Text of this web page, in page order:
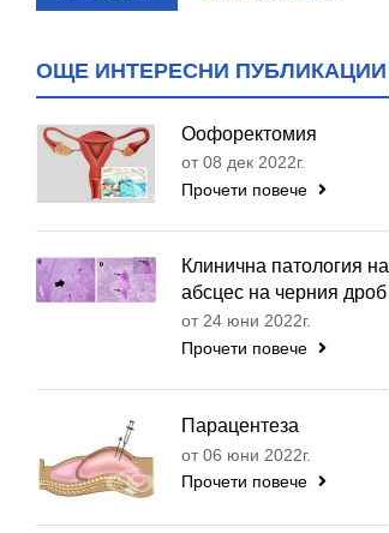
ОЩЕ ИНТЕРЕСНИ ПУБЛИКАЦИИ
Оофоректомия
от 08 дек 2022г.
Прочети повече
Клинична патология на
абсцес на черния дроб
от 24 юни 2022г.
Прочети повече
Парацентеза
от 06 юни 2022г.
Прочети повече